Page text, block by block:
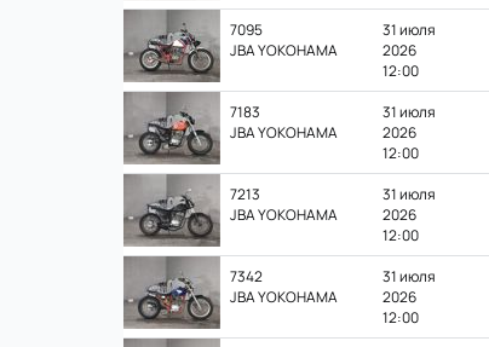
7095
JBA YOKOHAMA
31 июля
2026
12:00
7183
JBA YOKOHAMA
31 июля
2026
12:00
7213
JBA YOKOHAMA
31 июля
2026
12:00
7342
JBA YOKOHAMA
31 июля
2026
12:00